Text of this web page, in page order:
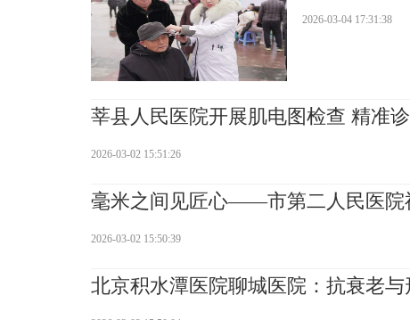
2026-03-04 17:31:38
莘县人民医院开展肌电图检查 精准
2026-03-02 15:51:26
毫米之间见匠心——市第二人民医院
2026-03-02 15:50:39
北京积水潭医院聊城医院：抗衰老